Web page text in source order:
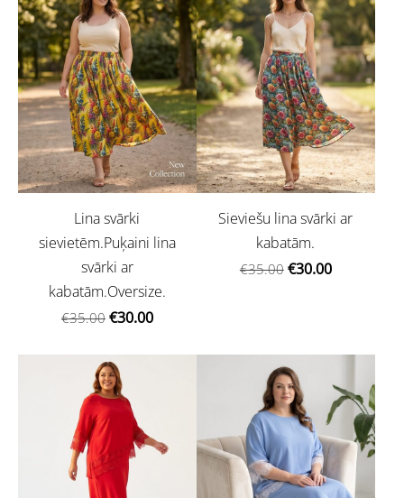
Lina svārki
sievietēm.Puķaini lina
svārki ar
kabatām.Oversize.
€35.00 €30.00
Sieviešu lina svārki ar
kabatām.
€35.00 €30.00